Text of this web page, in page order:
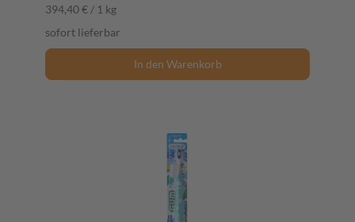
394,40 € / 1 kg
sofort lieferbar
In den Warenkorb